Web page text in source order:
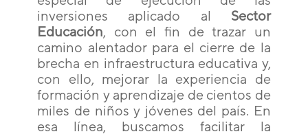
inversiones aplicado al Sector
Educación, con el fin de trazar un
camino alentador para el cierre de la
brecha en infraestructura educativa y,
con ello, mejorar la experiencia de
formación y aprendizaje de cientos de
miles de niños y jóvenes del país. En
esa línea, buscamos facilitar la